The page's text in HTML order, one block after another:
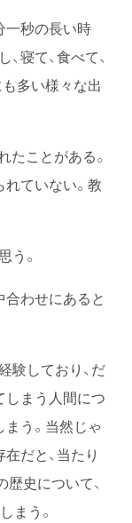
一秒の長い時
寝て、食べて、
多い様々な出
たことがある。
ていない。教
う。
合わせにあると
験しており、だ
しまう人間につ
う。当然じゃ
だと、当たり
史について、
まう。